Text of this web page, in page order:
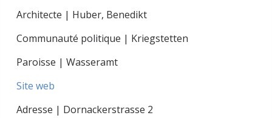
Architecte | Huber, Benedikt
Communauté politique | Kriegstetten
Paroisse | Wasseramt
Site web
Adresse | Dornackerstrasse 2